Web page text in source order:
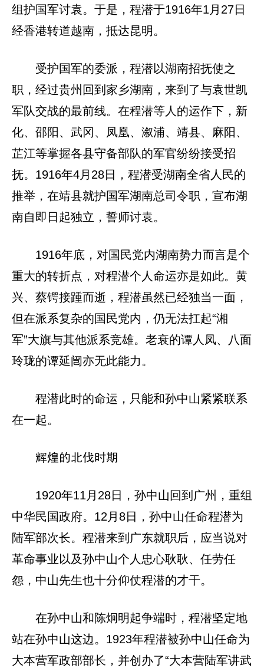
组护国军讨袁。于是，程潜于1916年1月27日
经香港转道越南，抵达昆明。
受护国军的委派，程潜以湖南招抚使之
职，经过贵州回到家乡湖南，来到了与袁世凯
军队交战的最前线。在程潜等人的运作下，新
化、邵阳、武冈、凤凰、溆浦、靖县、麻阳、
芷江等掌握各县守备部队的军官纷纷接受招
抚。1916年4月28日，程潜受湖南全省人民的
推举，在靖县就护国军湖南总司令职，宣布湖
南自即日起独立，誓师讨袁。
1916年底，对国民党内湖南势力而言是个
重大的转折点，对程潜个人命运亦是如此。黄
兴、蔡锷接踵而逝，程潜虽然已经独当一面，
但在派系复杂的国民党内，仍无法扛起“湘
军”大旗与其他派系竞雄。老衰的谭人凤、八面
玲珑的谭延闿亦无此能力。
程潜此时的命运，只能和孙中山紧紧联系
在一起。
辉煌的北伐时期
1920年11月28日，孙中山回到广州，重组
中华民国政府。12月8日，孙中山任命程潜为
陆军部次长。程潜来到广东就职后，应当说对
革命事业以及孙中山个人忠心耿耿、任劳任
怨，中山先生也十分仰仗程潜的才干。
在孙中山和陈炯明起争端时，程潜坚定地
站在孙中山这边。1923年程潜被孙中山任命为
大本营军政部部长，并创办了“大本营陆军讲武